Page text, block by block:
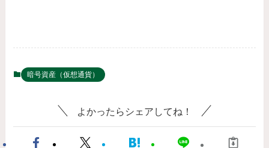
暗号資産（仮想通貨）
よかったらシェアしてね！